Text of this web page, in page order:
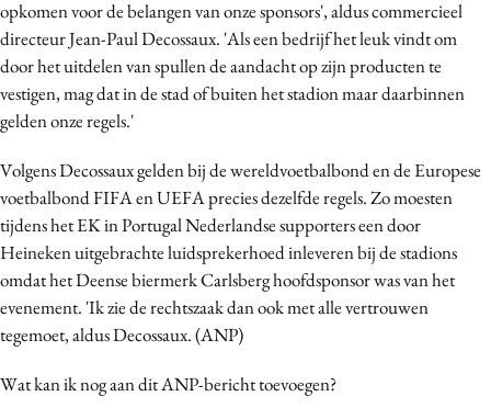
opkomen voor de belangen van onze sponsors', aldus commercieel
directeur Jean-Paul Decossaux. 'Als een bedrijf het leuk vindt om
door het uitdelen van spullen de aandacht op zijn producten te
vestigen, mag dat in de stad of buiten het stadion maar daarbinnen
gelden onze regels.'
Volgens Decossaux gelden bij de wereldvoetbalbond en de Europese
voetbalbond FIFA en UEFA precies dezelfde regels. Zo moesten
tijdens het EK in Portugal Nederlandse supporters een door
Heineken uitgebrachte luidsprekerhoed inleveren bij de stadions
omdat het Deense biermerk Carlsberg hoofdsponsor was van het
evenement. 'Ik zie de rechtszaak dan ook met alle vertrouwen
tegemoet, aldus Decossaux. (ANP)
Wat kan ik nog aan dit ANP-bericht toevoegen?